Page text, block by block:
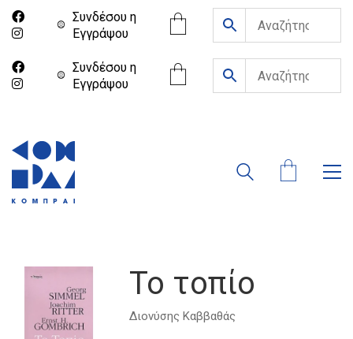
Συνδέσου η
Eγγράψου
Συνδέσου η
Eγγράψου
Το τοπίο
Διονύσης Καββαθάς